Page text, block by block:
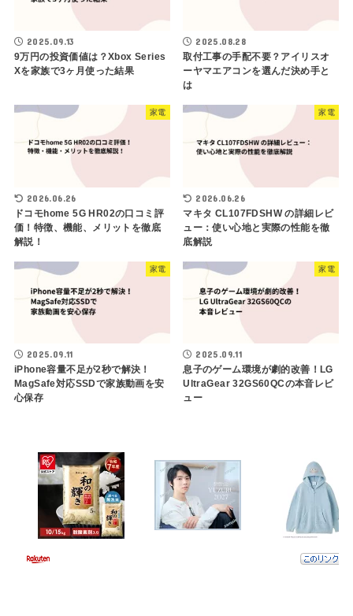
2025.09.13
9万円の投資価値は？Xbox Series
Xを家族で3ヶ月使った結果
2025.08.28
取付工事の手配不要？アイリスオ
ーヤマエアコンを選んだ決め手と
は
家電
2026.06.26
ドコモhome 5G HR02の口コミ評
価！特徴、機能、メリットを徹底
解説！
家電
2026.06.26
マキタ CL107FDSHW の詳細レビ
ュー：使い心地と実際の性能を徹
底解説
家電
2025.09.11
iPhone容量不足が2秒で解決！
MagSafe対応SSDで家族動画を安
心保存
家電
2025.09.11
息子のゲーム環境が劇的改善！LG
UltraGear 32GS60QCの本音レビ
ュー